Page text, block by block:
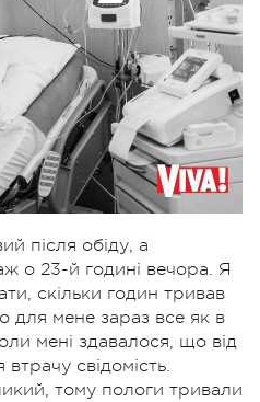
після обіду, а
о 23-й годині вечора. Я
скільки годин тривав
для мене зараз все як в
мені здавалося, що від
свідомість.
тому пологи тривали